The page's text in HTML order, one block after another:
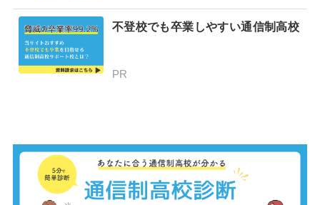
不登校でも卒業しやすい通信制高校
PR